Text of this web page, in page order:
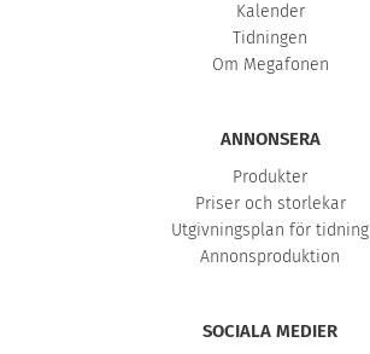
Kalender
Tidningen
Om Megafonen
ANNONSERA
Produkter
Priser och storlekar
Utgivningsplan för tidning
Annonsproduktion
SOCIALA MEDIER